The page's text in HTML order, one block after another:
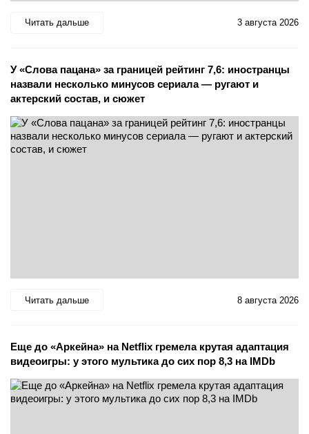
Читать дальше 3 августа 2026
У «Слова пацана» за границей рейтинг 7,6: иностранцы
назвали несколько минусов сериала — ругают и
актерский состав, и сюжет
Читать дальше 8 августа 2026
Еще до «Аркейна» на Netflix гремела крутая адаптация
видеоигры: у этого мультика до сих пор 8,3 на IMDb